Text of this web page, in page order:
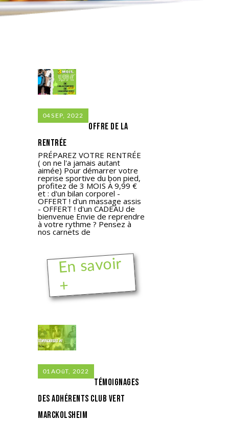
04SEP, 2022
Offre de la
rentrée
PRÉPAREZ VOTRE RENTRÉE
( on ne l'a jamais autant
aimée) Pour démarrer votre
reprise sportive du bon pied,
profitez de 3 MOIS À 9,99 €
et : d'un bilan corporel -
OFFERT ! d'un massage assis
- OFFERT ! d'un CADEAU de
bienvenue Envie de reprendre
à votre rythme ? Pensez à
nos carnets de
En savoir
+
01 AOûT, 2022
Témoignages
des adhérents Club Vert
Marckolsheim